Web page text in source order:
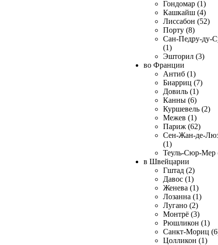
Гондомар (1)
Кашкайш (4)
Лиссабон (52)
Порту (8)
Сан-Педру-ду-
(1)
Эшторил (3)
во Франции
Антиб (1)
Биарриц (7)
Довиль (1)
Канны (6)
Куршевель (2)
Межев (1)
Париж (62)
Сен-Жан-де-
(1)
Теуль-Сюр-Мер
в Швейцарии
Гштад (2)
Давос (1)
Женева (1)
Лозанна (1)
Лугано (2)
Монтрё (3)
Рюшликон (1)
Санкт-Мориц
Цолликон (1)